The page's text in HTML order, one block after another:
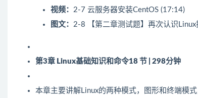
视频： 2-7 云服务器安装CentOS (17:14)
图文： 2-8 【第二章测试题】再次认识Linux
第3章 Linux基础知识和命令18 节 | 298分钟
本章主要讲解Linux的两种模式，图形和终端模